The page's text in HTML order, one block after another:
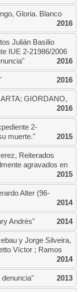
Gloria. Blanco
2016
Julián Basilio
IUE 2-21986/2006
2016
2016
GIORDANO,
2016
2-
muerte."
2015
Reiterados
agravados en
2015
Alter (96-
2014
Andrés" 2014
y Jorge Silveira,
Víctor ; Ramos
2014
2013